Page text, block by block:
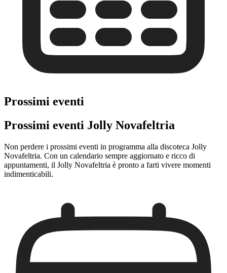
Prossimi eventi
Prossimi eventi Jolly Novafeltria
Non perdere i prossimi eventi in programma alla discoteca Jolly
Novafeltria. Con un calendario sempre aggiornato e ricco di
appuntamenti, il Jolly Novafeltria è pronto a farti vivere momenti
indimenticabili.